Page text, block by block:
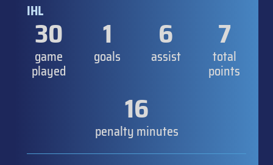
IHL
30
game
played
1
goals
6
assist
7
total
points
16
penalty minutes